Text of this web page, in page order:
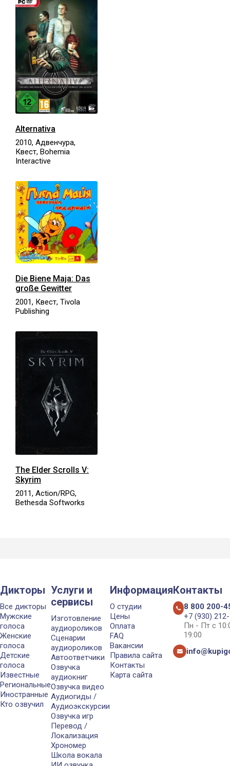
Alternativa
2010, Адвенчура,
Квест, Bohemia
Interactive
Die Biene Maja: Das
große Gewitter
2001, Квест, Tivola
Publishing
The Elder Scrolls V:
Skyrim
2011, Action/RPG,
Bethesda Softworks
Дикторы
Все дикторы
Мужские
голоса
Женские
голоса
Детские
голоса
Известные
Региональные
Иностранные
Кто озвучил
Услуги и
сервисы
Изготовление
аудиороликов
Сценарии
аудиороликов
Автоответчики
Озвучка
аудиокниг
Озвучка видео
Аудиогиды /
Аудиоэкскурсии
Озвучка игр
Перевод /
Локализация
Хрономер
Школа вокала
Информация
О студии
Цены
Оплата
FAQ
Вакансии
Правила сайта
Контакты
Карта сайта
Контакты
8 800 200-
+7 (930)
Пн - Пт с
19:00